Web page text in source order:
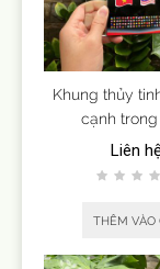
Khung thủy
cạnh
Liên
THÊM VÀO